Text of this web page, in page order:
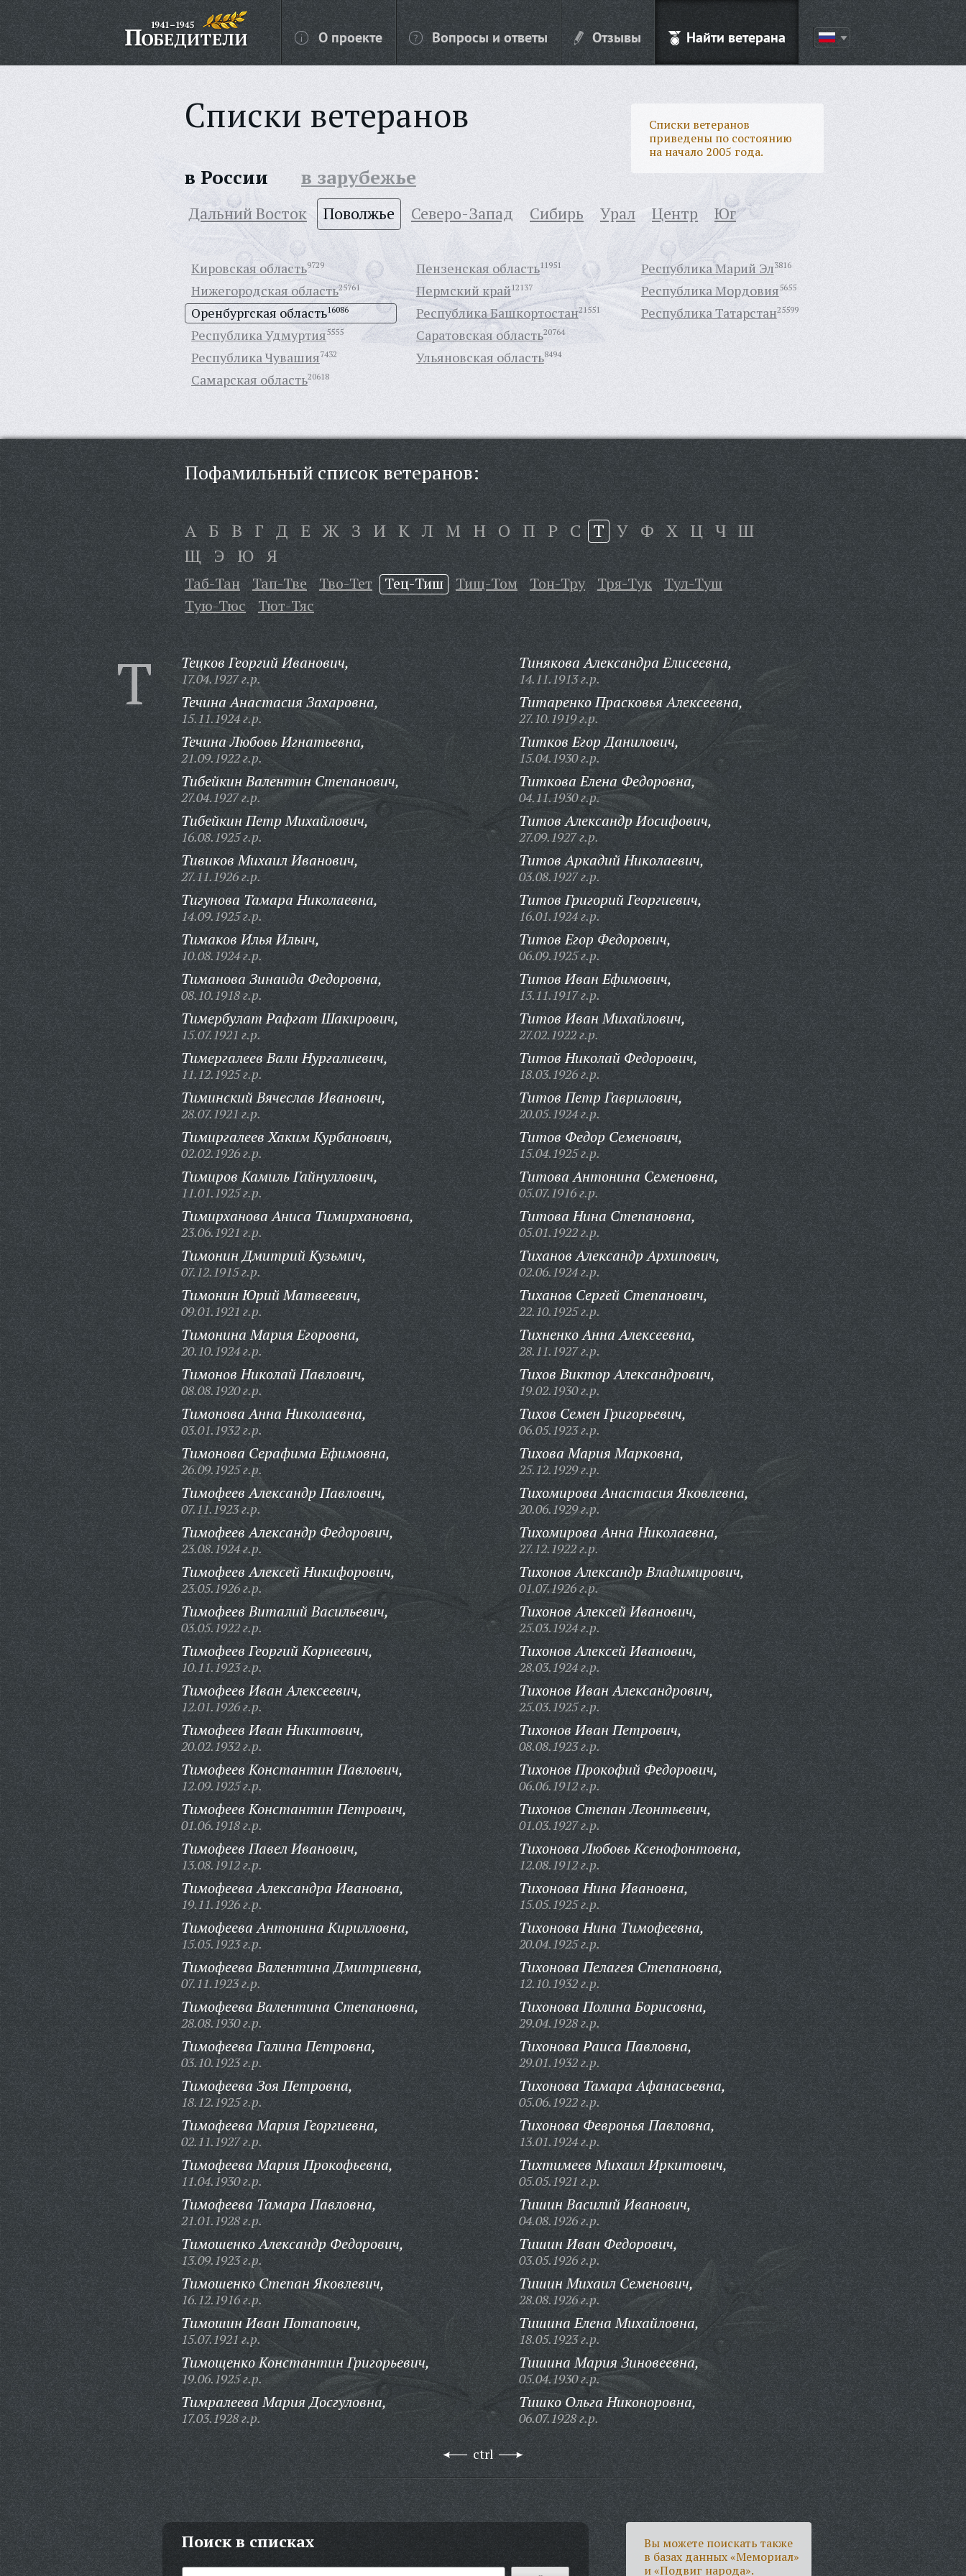
О проекте Вопросы и ответы Отзывы Найти ветерана
Списки ветеранов
Списки ветеранов
приведены по состоянию
на начало 2005 года.
в России в зарубежье
Дальний Восток Поволжье Северо-Запад Сибирь Урал Центр Юг
Кировская область9729
Нижегородская область25761
Оренбургская область16086
Пензенская область11951
Пермский край12137
Республика Башкортостан21551
Республика Марий Эл3816
Республика Мордовия5655
Республика Татарстан25599
Республика Удмуртия5555
Республика Чувашия7432
Самарская область20618
Саратовская область20764
Ульяновская область8494
Пофамильный список ветеранов:
А Б В Г Д Е Ж З И К Л М Н О П Р С Т У Ф Х Ц Ч Ш
Щ Э Ю Я
Таб-Тан Тап-Тве Тво-Тет Тец-Тиш Тищ-Том Тон-Тру Тря-Тук
Тул-Туш
Тую-Тюс
Тют-Тяс
Т Тецков Георгий Иванович,
17.04.1927 г.р.
Течина Анастасия Захаровна,
15.11.1924 г.р.
Течина Любовь Игнатьевна,
21.09.1922 г.р.
Тибейкин Валентин Степанович,
27.04.1927 г.р.
Тибейкин Петр Михайлович,
16.08.1925 г.р.
Тивиков Михаил Иванович,
27.11.1926 г.р.
Тигунова Тамара Николаевна,
14.09.1925 г.р.
Тимаков Илья Ильич,
10.08.1924 г.р.
Тиманова Зинаида Федоровна,
08.10.1918 г.р.
Тимербулат Рафгат Шакирович,
15.07.1921 г.р.
Тимергалеев Вали Нургалиевич,
11.12.1925 г.р.
Тиминский Вячеслав Иванович,
28.07.1921 г.р.
Тимиргалеев Хаким Курбанович,
02.02.1926 г.р.
Тимиров Камиль Гайнуллович,
11.01.1925 г.р.
Тимирханова Аниса Тимирхановна,
23.06.1921 г.р.
Тимонин Дмитрий Кузьмич,
07.12.1915 г.р.
Тимонин Юрий Матвеевич,
09.01.1921 г.р.
Тимонина Мария Егоровна,
20.10.1924 г.р.
Тимонов Николай Павлович,
08.08.1920 г.р.
Тимонова Анна Николаевна,
03.01.1932 г.р.
Тимонова Серафима Ефимовна,
26.09.1925 г.р.
Тимофеев Александр Павлович,
07.11.1923 г.р.
Тимофеев Александр Федорович,
23.08.1924 г.р.
Тимофеев Алексей Никифорович,
23.05.1926 г.р.
Тимофеев Виталий Васильевич,
03.05.1922 г.р.
Тимофеев Георгий Корнеевич,
10.11.1923 г.р.
Тимофеев Иван Алексеевич,
12.01.1926 г.р.
Тимофеев Иван Никитович,
20.02.1932 г.р.
Тимофеев Константин Павлович,
12.09.1925 г.р.
Тимофеев Константин Петрович,
01.06.1918 г.р.
Тимофеев Павел Иванович,
13.08.1912 г.р.
Тимофеева Александра Ивановна,
19.11.1926 г.р.
Тимофеева Антонина Кирилловна,
15.05.1923 г.р.
Тимофеева Валентина Дмитриевна,
07.11.1923 г.р.
Тимофеева Валентина Степановна,
28.08.1930 г.р.
Тимофеева Галина Петровна,
03.10.1923 г.р.
Тимофеева Зоя Петровна,
18.12.1925 г.р.
Тимофеева Мария Георгиевна,
02.11.1927 г.р.
Тимофеева Мария Прокофьевна,
11.04.1930 г.р.
Тимофеева Тамара Павловна,
21.01.1928 г.р.
Тимошенко Александр Федорович,
13.09.1923 г.р.
Тимошенко Степан Яковлевич,
16.12.1916 г.р.
Тимошин Иван Потапович,
15.07.1921 г.р.
Тимощенко Константин Григорьевич,
19.06.1925 г.р.
Тимралеева Мария Досгуловна,
17.03.1928 г.р.
Тинякова Александра Елисеевна,
14.11.1913 г.р.
Титаренко Прасковья Алексеевна,
27.10.1919 г.р.
Титков Егор Данилович,
15.04.1930 г.р.
Титкова Елена Федоровна,
04.11.1930 г.р.
Титов Александр Иосифович,
27.09.1927 г.р.
Титов Аркадий Николаевич,
03.08.1927 г.р.
Титов Григорий Георгиевич,
16.01.1924 г.р.
Титов Егор Федорович,
06.09.1925 г.р.
Титов Иван Ефимович,
13.11.1917 г.р.
Титов Иван Михайлович,
27.02.1922 г.р.
Титов Николай Федорович,
18.03.1926 г.р.
Титов Петр Гаврилович,
20.05.1924 г.р.
Титов Федор Семенович,
15.04.1925 г.р.
Титова Антонина Семеновна,
05.07.1916 г.р.
Титова Нина Степановна,
05.01.1922 г.р.
Тиханов Александр Архипович,
02.06.1924 г.р.
Тиханов Сергей Степанович,
22.10.1925 г.р.
Тихненко Анна Алексеевна,
28.11.1927 г.р.
Тихов Виктор Александрович,
19.02.1930 г.р.
Тихов Семен Григорьевич,
06.05.1923 г.р.
Тихова Мария Марковна,
25.12.1929 г.р.
Тихомирова Анастасия Яковлевна,
20.06.1929 г.р.
Тихомирова Анна Николаевна,
27.12.1922 г.р.
Тихонов Александр Владимирович,
01.07.1926 г.р.
Тихонов Алексей Иванович,
25.03.1924 г.р.
Тихонов Алексей Иванович,
28.03.1924 г.р.
Тихонов Иван Александрович,
25.03.1925 г.р.
Тихонов Иван Петрович,
08.08.1923 г.р.
Тихонов Прокофий Федорович,
06.06.1912 г.р.
Тихонов Степан Леонтьевич,
01.03.1927 г.р.
Тихонова Любовь Ксенофонтовна,
12.08.1912 г.р.
Тихонова Нина Ивановна,
15.05.1925 г.р.
Тихонова Нина Тимофеевна,
20.04.1925 г.р.
Тихонова Пелагея Степановна,
12.10.1932 г.р.
Тихонова Полина Борисовна,
29.04.1928 г.р.
Тихонова Раиса Павловна,
29.01.1932 г.р.
Тихонова Тамара Афанасьевна,
05.06.1922 г.р.
Тихонова Февронья Павловна,
13.01.1924 г.р.
Тихтимеев Михаил Иркитович,
05.05.1921 г.р.
Тишин Василий Иванович,
04.08.1926 г.р.
Тишин Иван Федорович,
03.05.1926 г.р.
Тишин Михаил Семенович,
28.08.1926 г.р.
Тишина Елена Михайловна,
18.05.1923 г.р.
Тишина Мария Зиновеевна,
05.04.1930 г.р.
Тишко Ольга Никоноровна,
06.07.1928 г.р.
ctrl
Поиск в списках
Вы можете поискать также
в базах данных «Мемориал»
и «Подвиг народа».